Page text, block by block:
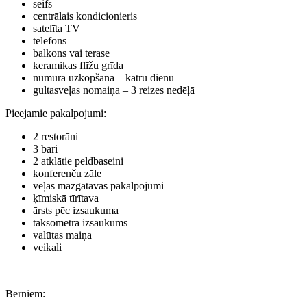
seifs
centrālais kondicionieris
satelīta TV
telefons
balkons vai terase
keramikas flīžu grīda
numura uzkopšana – katru dienu
gultasveļas nomaiņa – 3 reizes nedēļā
Pieejamie pakalpojumi:
2 restorāni
3 bāri
2 atklātie peldbaseini
konferenču zāle
veļas mazgātavas pakalpojumi
ķīmiskā tīrītava
ārsts pēc izsaukuma
taksometra izsaukums
valūtas maiņa
veikali
Bērniem: